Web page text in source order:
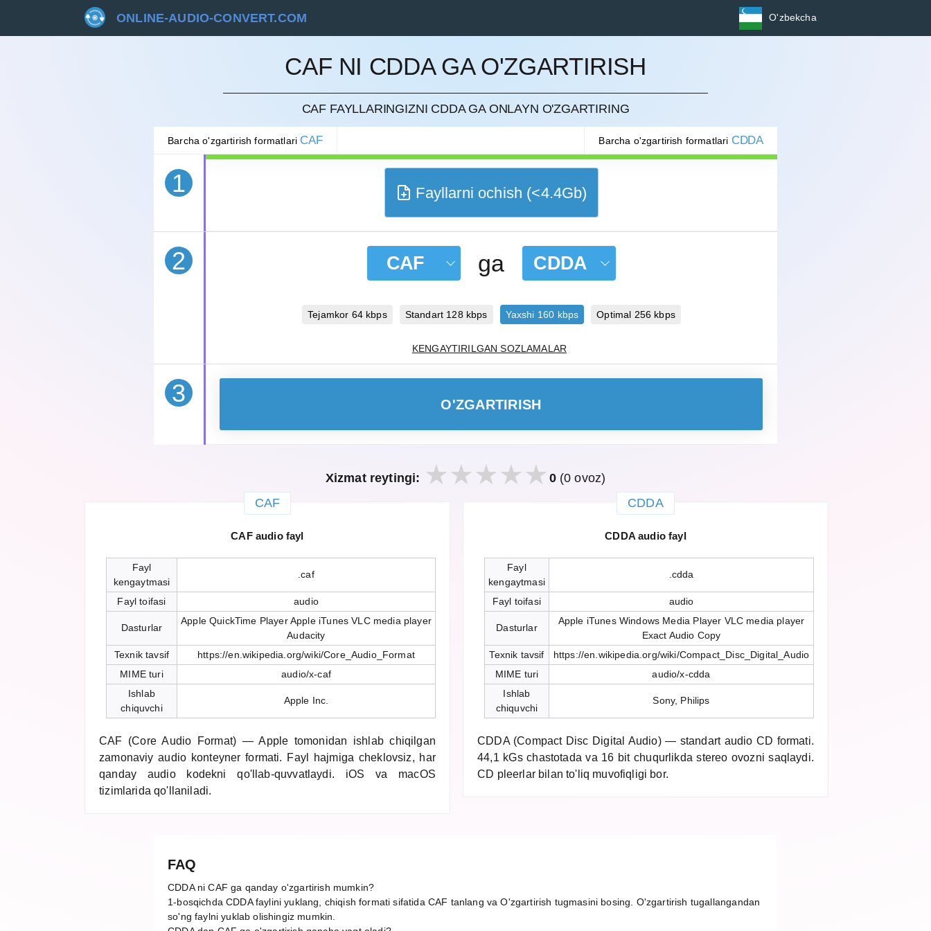
ONLINE-AUDIO-CONVERT.COM O'zbekcha
CAF NI CDDA GA O'ZGARTIRISH
CAF FAYLLARINGIZNI CDDA GA ONLAYN O'ZGARTIRING
Barcha o'zgartirish formatlari CAF Barcha o'zgartirish formatlari CDDA
1
BEKOR QILISH
Fayllarni ochish (<4.4Gb)
2 CAF ga CDDA
Tejamkor 64 kbps Standart 128 kbps Yaxshi 160 kbps Optimal 256 kbps
KENGAYTIRILGAN SOZLAMALAR
3 O'ZGARTIRISH
Xizmat reytingi: 0(0 ovoz)
CAF
CAF audio fayl
Fayl
kengaytmasi
.caf
Fayl toifasi audio
Dasturlar
Apple QuickTime Player Apple iTunes VLC media player
Audacity
Texnik tavsif
https://en.wikipedia.org/wiki/Core_Audio_Format
MIME turi
audio/x-caf
Ishlab
chiquvchi
Apple Inc.
CAF (Core Audio Format) — Apple tomonidan ishlab chiqilgan
zamonaviy audio konteyner formati. Fayl hajmiga cheklovsiz, har
qanday audio kodekni qo'llab-quvvatlaydi. iOS va macOS
tizimlarida qo'llaniladi.
CDDA
CDDA audio fayl
Fayl
kengaytmasi
.cdda
Fayl toifasi audio
Dasturlar
Apple iTunes Windows Media Player VLC media player
Exact Audio Copy
Texnik tavsif
https://en.wikipedia.org/wiki/Compact_Disc_Digital_Audio
MIME turi
audio/x-cdda
Ishlab
chiquvchi
Sony, Philips
CDDA (Compact Disc Digital Audio) — standart audio CD formati.
44,1 kGs chastotada va 16 bit chuqurlikda stereo ovozni saqlaydi.
CD pleerlar bilan to'liq muvofiqligi bor.
FAQ
CDDA ni CAF ga qanday o'zgartirish mumkin?
1-bosqichda CDDA faylini yuklang, chiqish formati sifatida CAF tanlang va O'zgartirish tugmasini bosing. O'zgartirish tugallangandan
so'ng faylni yuklab olishingiz mumkin.